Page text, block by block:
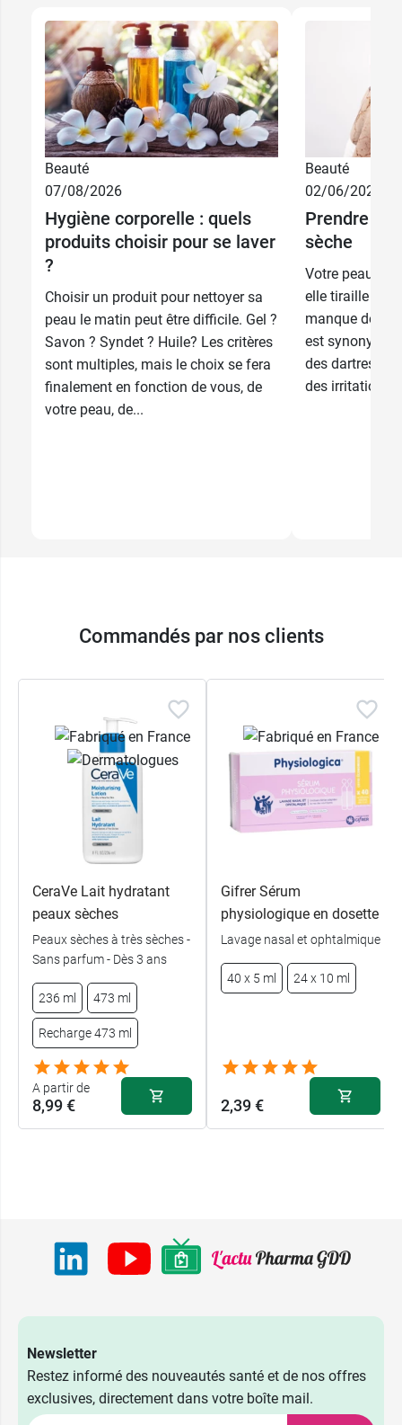
473 ml
50 ml 8,79 €
Beauté
07/08/2026
Hygiène corporelle : quels
produits choisir pour se laver
?
Choisir un produit pour nettoyer sa
peau le matin peut être difficile. Gel ?
Savon ? Syndet ? Huile? Les critères
sont multiples, mais le choix se fera
finalement en fonction de vous, de
votre peau, de...
Beauté
02/06/2026
Prendre
sèche
Votre peau est
elle tiraille ?
manque de
est synonyme
des dartres,
des irritations
Commandés par nos clients
CeraVe Lait hydratant
peaux sèches
Peaux sèches à très sèches -
Sans parfum - Dès 3 ans
236 ml 473 ml
Recharge 473 ml
A partir de
8,99 €
8,99 €
Gifrer Sérum
physiologique en dosette
Lavage nasal et ophtalmique
40 x 5 ml 24 x 10 ml
2,39 €
Newsletter
Restez informé des nouveautés santé et de nos offres
exclusives, directement dans votre boîte mail.